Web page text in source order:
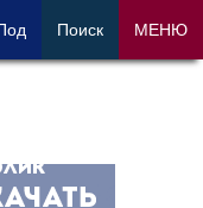
Поиск МЕНЮ